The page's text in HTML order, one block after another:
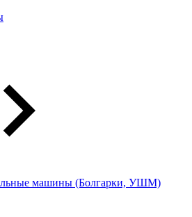
машины (Болгарки, УШМ)